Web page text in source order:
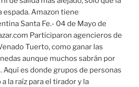
espada. Amazon tiene
Santa Fe.- 04 de Mayo de
Participaron agencieros de
Tuerto, como ganar las
aunque muchos sabrán por
Aquí es donde grupos de personas
la raíz para el tirador y la